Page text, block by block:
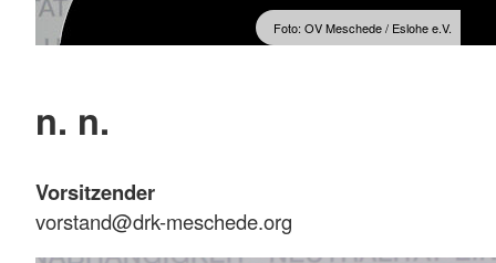
Foto: OV Meschede / Eslohe e.V.
n. n.
Vorsitzender
vorstand@drk-meschede.org